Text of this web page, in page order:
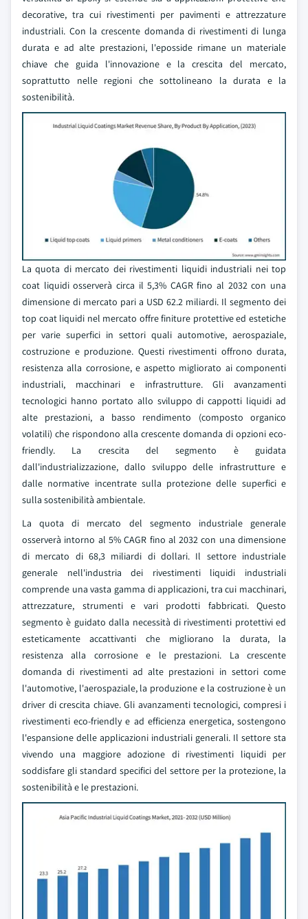
decorative, tra cui rivestimenti per pavimenti e attrezzature
industriali. Con la crescente domanda di rivestimenti di lunga
durata e ad alte prestazioni, l'eposside rimane un materiale
chiave che guida l'innovazione e la crescita del mercato,
soprattutto nelle regioni che sottolineano la durata e la
sostenibilità.
La quota di mercato dei rivestimenti liquidi industriali nei top
coat liquidi osserverà circa il 5,3% CAGR fino al 2032 con una
dimensione di mercato pari a USD 62.2 miliardi. Il segmento dei
top coat liquidi nel mercato offre finiture protettive ed estetiche
per varie superfici in settori quali automotive, aerospaziale,
costruzione e produzione. Questi rivestimenti offrono durata,
resistenza alla corrosione, e aspetto migliorato ai componenti
industriali, macchinari e infrastrutture. Gli avanzamenti
tecnologici hanno portato allo sviluppo di cappotti liquidi ad
alte prestazioni, a basso rendimento (composto organico
volatili) che rispondono alla crescente domanda di opzioni eco-
friendly. La crescita del segmento è guidata
dall'industrializzazione, dallo sviluppo delle infrastrutture e
dalle normative incentrate sulla protezione delle superfici e
sulla sostenibilità ambientale.
La quota di mercato del segmento industriale generale
osserverà intorno al 5% CAGR fino al 2032 con una dimensione
di mercato di 68,3 miliardi di dollari. Il settore industriale
generale nell'industria dei rivestimenti liquidi industriali
comprende una vasta gamma di applicazioni, tra cui macchinari,
attrezzature, strumenti e vari prodotti fabbricati. Questo
segmento è guidato dalla necessità di rivestimenti protettivi ed
esteticamente accattivanti che migliorano la durata, la
resistenza alla corrosione e le prestazioni. La crescente
domanda di rivestimenti ad alte prestazioni in settori come
l'automotive, l'aerospaziale, la produzione e la costruzione è un
driver di crescita chiave. Gli avanzamenti tecnologici, compresi i
rivestimenti eco-friendly e ad efficienza energetica, sostengono
l'espansione delle applicazioni industriali generali. Il settore sta
vivendo una maggiore adozione di rivestimenti liquidi per
soddisfare gli standard specifici del settore per la protezione, la
sostenibilità e le prestazioni.